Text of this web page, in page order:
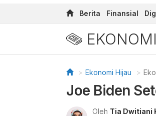
Berita Finansial
Ekonomi Hijau
Joe Biden
Oleh Tia Dwitiani